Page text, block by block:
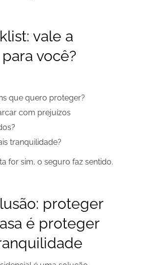
vale a
você?
que quero proteger?
com prejuízos
tranquilidade?
for sim, o seguro faz sentido.
proteger
é proteger